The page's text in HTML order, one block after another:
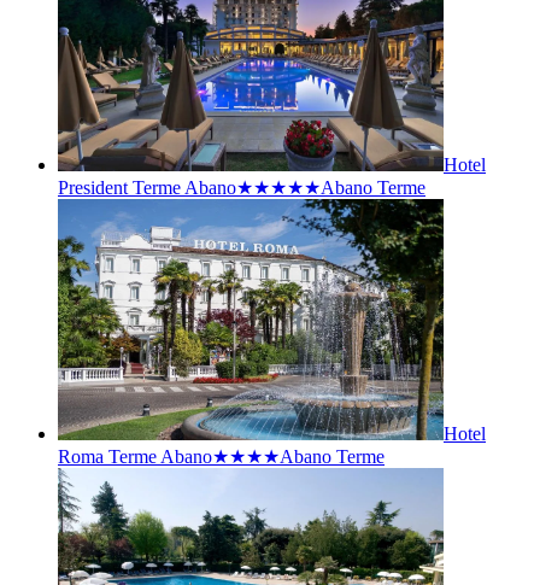
Hotel
President Terme Abano★★★★★Abano Terme
Hotel
Roma Terme Abano★★★★Abano Terme